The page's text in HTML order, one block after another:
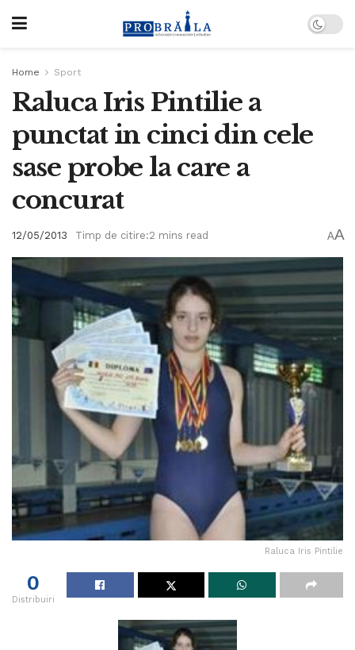
Home Sport
Raluca Iris Pintilie a
punctat in cinci din cele
sase probe la care a
concurat
12/05/2013 Timp de citire:2 mins read AA
Raluca Iris Pintilie
0
Distribuiri